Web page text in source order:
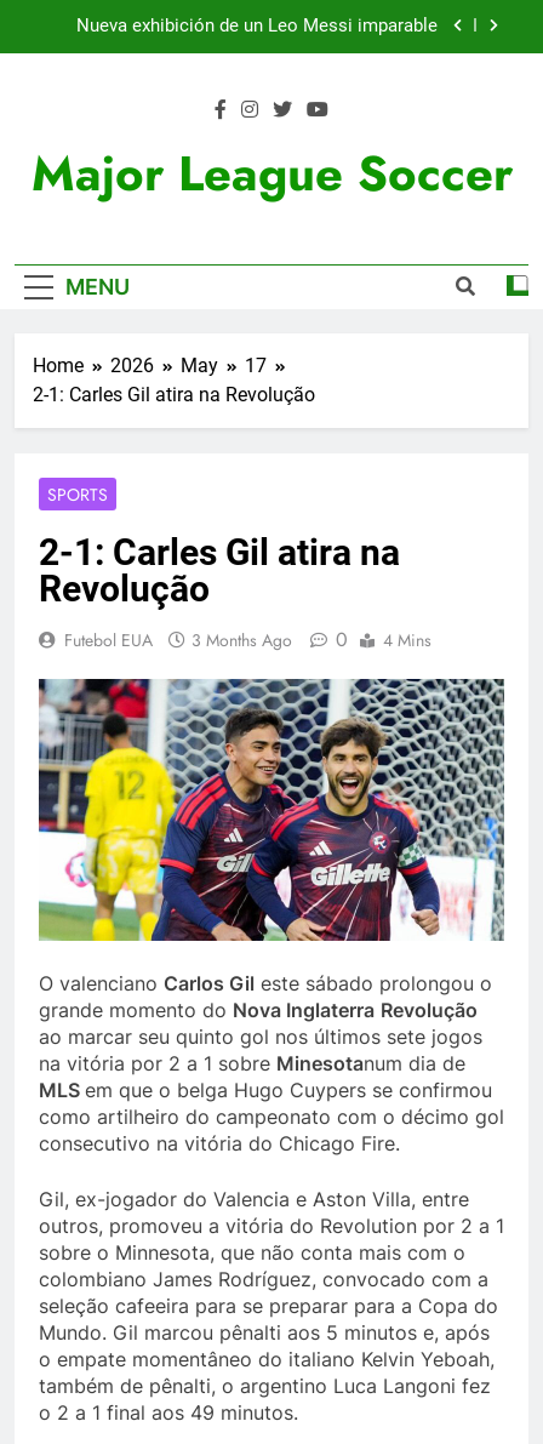
Nueva exhibición de un Leo Messi imparable
Victoria de Chicago Fire: así fue el partido de
Major League Soccer
MENU
Home 2026 May
17
2-1: Carles Gil atira na Revolução
SPORTS
2-1: Carles Gil atira na
Revolução
Futebol EUA 3 Months Ago 0 4 Mins
O valenciano Carlos Gil este sábado prolongou o
grande momento do Nova Inglaterra Revolução
ao marcar seu quinto gol nos últimos sete jogos
na vitória por 2 a 1 sobre Minesotanum dia de
MLS em que o belga Hugo Cuypers se confirmou
como artilheiro do campeonato com o décimo gol
consecutivo na vitória do Chicago Fire.
Gil, ex-jogador do Valencia e Aston Villa, entre
outros, promoveu a vitória do Revolution por 2 a 1
sobre o Minnesota, que não conta mais com o
colombiano James Rodríguez, convocado com a
seleção cafeeira para se preparar para a Copa do
Mundo. Gil marcou pênalti aos 5 minutos e, após
o empate momentâneo do italiano Kelvin Yeboah,
também de pênalti, o argentino Luca Langoni fez
o 2 a 1 final aos 49 minutos.